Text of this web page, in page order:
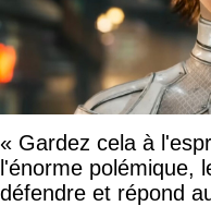
« Gardez cela à
l'énorme polémique,
défendre et répond